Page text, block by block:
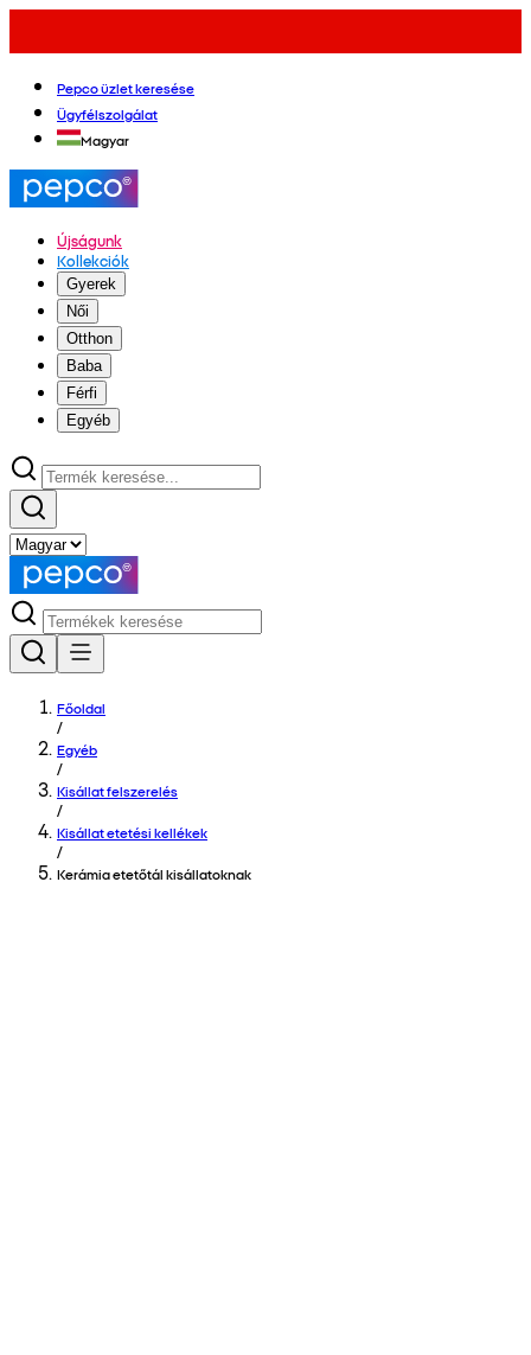
Pepco üzlet keresése
Ügyfélszolgálat
Magyar
Újságunk
Kollekciók
Gyerek
Női
Otthon
Baba
Férfi
Egyéb
Főoldal
/
Egyéb
/
Kisállat felszerelés
/
Kisállat etetési kellékek
/
Kerámia etetőtál kisállatoknak